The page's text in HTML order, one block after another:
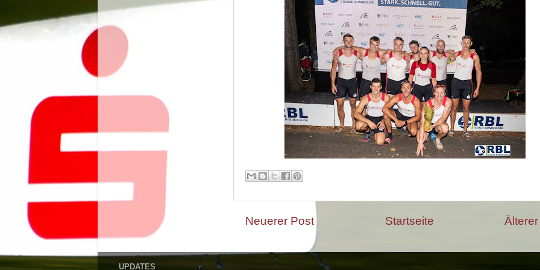
Neuerer Post Startseite
UPDATES